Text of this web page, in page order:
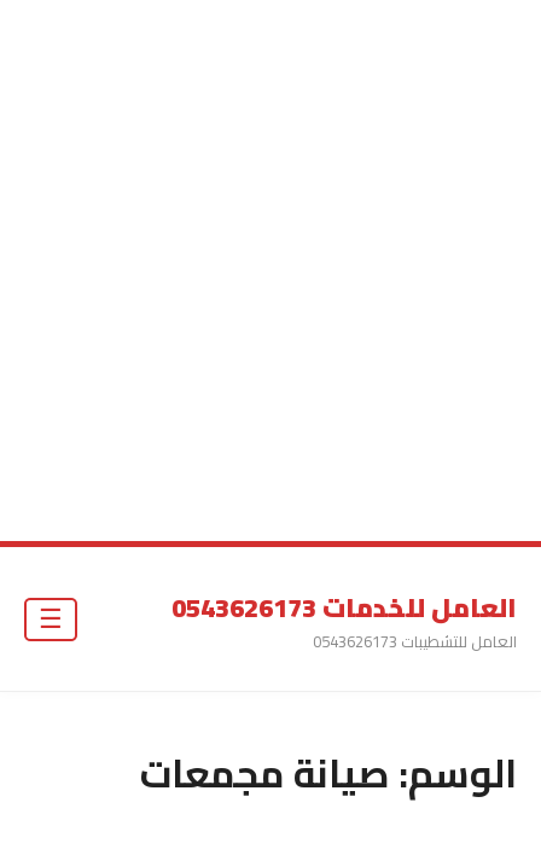
العامل للخدمات 0543626173
العامل للتشطيبات 0543626173
الوسم:صيانة مجمعات